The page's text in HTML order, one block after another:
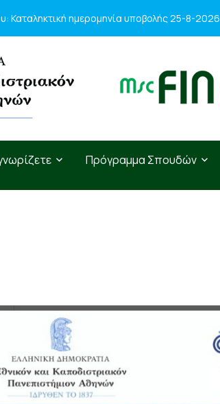
Καταληκτική ημερομηνία υποβολής 25-8-2026
Πρόγραμμα Σπουδών